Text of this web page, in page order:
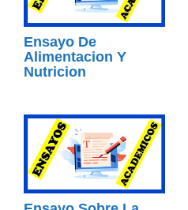
Ensayo De
Alimentacion Y
Nutricion